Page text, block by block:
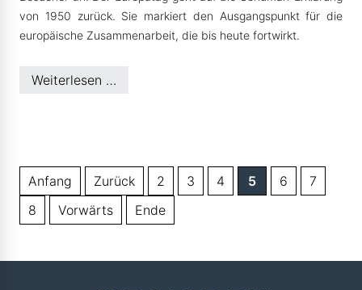
von 1950 zurück. Sie markiert den Ausgangspunkt für die
europäische Zusammenarbeit, die bis heute fortwirkt.
Weiterlesen …
Anfang Zurück 2 3 4 5 6
7
8
Vorwärts Ende